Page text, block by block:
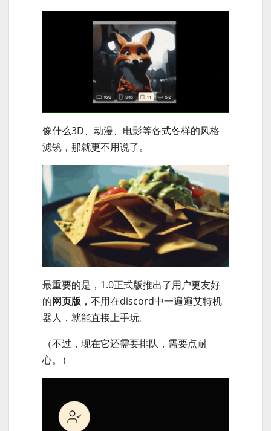
像什么3D、动漫、电影等各式各样的风格
滤镜，那就更不用说了。
最重要的是，1.0正式版推出了用户更友好
的网页版 ，不用在discord中一遍遍艾特机
器人，就能直接上手玩。
（不过，现在它还需要排队，需要点耐
心。）